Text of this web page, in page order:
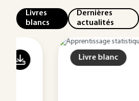
Livres
blancs
Dernières
actualités
Livre blanc